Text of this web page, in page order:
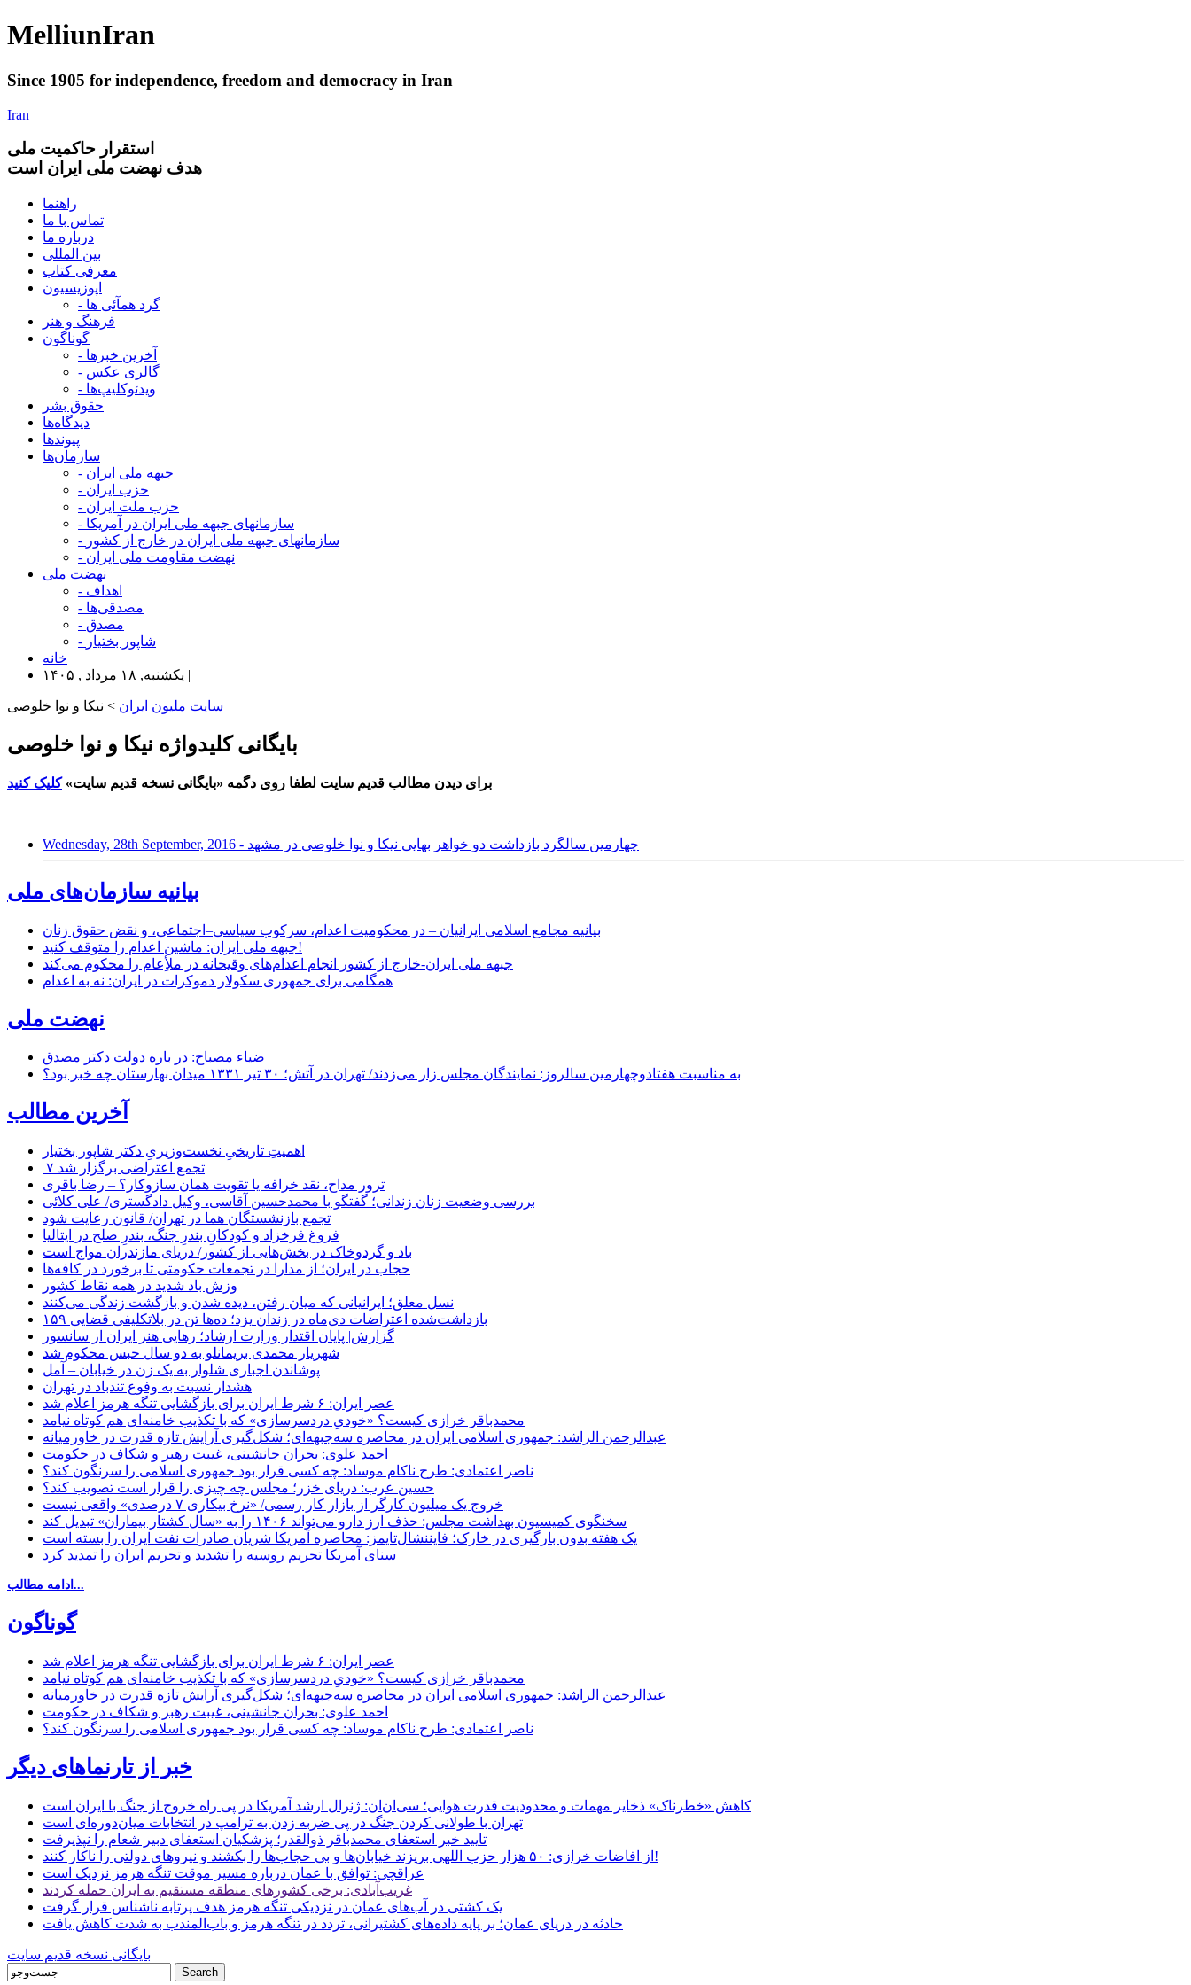
MelliunIran
Since 1905 for independence, freedom and democracy in Iran
Iran
استقرار حاکميت ملی
هدف نهضت ملی ایران است
راهنما
تماس با ما
درباره ما
بین المللی
معرفی کتاب
اپوزیسیون
- گرد همآئی ها
فرهنگ و هنر
گوناگون
- آخرین خبرها
- گالری عکس
- ویدئوکلیپ‌ها
حقوق بشر
دیدگاه‌ها
پیوندها
سازمان‌ها
- جبهه ملی ایران
- حزب ایران
- حزب ملت ایران
- سازمانهای جبهه ملی ایران در آمریکا
- سازمانهای جبهه ملی ایران در خارج از کشور
- نهضت مقاومت ملی ایران
نهضت ملی
- اهداف
- مصدقی‌ها
- مصدق
- شاپور بختیار
خانه
یکشنبه, ۱۸ مرداد , ۱۴۰۵ |
سایت ملیون ایران > نیکا و نوا خلوصی
بایگانی کلیدواژه نیکا و نوا خلوصی
برای دیدن مطالب قدیم سایت لطفا روی دگمه «بایگانی نسخه قدیم سایت»کلیک کنید
Wednesday, 28th September, 2016 - چهارمین سالگرد بازداشت دو خواهر بهایی نیکا و نوا خلوصی در مشهد
بیانیه سازمان‌های ملی
بیانیه مجامع اسلامی ایرانیان – در محکومیت اعدام، سرکوب سیاسی–اجتماعی، و نقض حقوق زنان
جبهه ملی ایران: ماشین اعدام را متوقف کنید!
جبهه ملی ایران-خارج از کشور انجام اعدام‌های وقیحانه در ملأِعام را محکوم می‌کند
همگامی برای جمهوری سکولار دموکرات در ایران: نه به اعدام
نهضت ملی
ضیاء مصباح: در باره دولت دکتر مصدق
به مناسبت هفتادوچهارمین سالروز: نمایندگان مجلس زار می‌زدند/ تهران در آتش؛ ۳۰ تیر ۱۳۳۱ میدان بهارستان چه خبر بود؟
آخرین مطالب
اهمیتِ تاریخیِ نخست‌وزیریِ دکتر شاپور بختیار
۷ تجمع اعتراضی برگزار شد
ترور مداح، نقد خرافه یا تقویت همان سازوکار؟ – رضا باقری
بررسی وضعیت زنان زندانی؛ گفتگو با محمدحسین آقاسی، وکیل دادگستری/ علی کلائی
تجمع بازنشستگان هما در تهران/ قانون رعایت شود
فروغ فرخزاد و کودکانِ بندرِ جنگ، بندرِ صلح در ایتالیا
باد و گردوخاک در بخش‌هایی از کشور/ دریای مازندران مواج است
حجاب در ایران؛ از مدارا در تجمعات حکومتی تا برخورد در کافه‌ها
وزش باد شدید در همه نقاط کشور
نسل معلق؛ ایرانیانی که میان رفتن، دیده شدن و بازگشت زندگی می‌کنند
۱۵۹ بازداشت‌شده اعتراضات دی‌ماه در زندان یزد؛ ده‌ها تن در بلاتکلیفی قضایی
گزارش| پایان اقتدار وزارت ارشاد؛ رهایی هنر ایران از سانسور
شهریار محمدی بریمانلو به دو سال حبس محکوم شد
پوشاندن اجباری شلوار به یک زن در خیابان – آمل
هشدار نسبت به وفوع تندباد در تهران
عصر ایران: ۶ شرط ایران برای بازگشایی تنگه هرمز اعلام شد
محمدباقر خرازی کیست؟ «خودیِ دردسرسازی» که با تکذیب خامنه‌ای هم کوتاه نیامد
عبدالرحمن الراشد: جمهوری اسلامی ایران در محاصره سه‌جبهه‌ای؛ شکل‌گیری آرایش تازه قدرت در خاورمیانه
احمد علوی: بحران جانشینی، غیبت رهبر و شکاف در حکومت
ناصر اعتمادی: طرح ناکام موساد: چه کسی قرار بود جمهوری اسلامی را سرنگون کند؟
حسین عرب: دریای خزر؛ مجلس چه چیزی را قرار است تصویب کند؟
خروج یک میلیون کارگر از بازار کار رسمی/ «نرخ بیکاری ۷ درصدی» واقعی نیست
سخنگوی کمیسیون بهداشت مجلس: حذف ارز دارو می‌تواند ۱۴۰۶ را به «سال کشتار بیماران» تبدیل کند
یک هفته بدون بارگیری در خارک؛ فایننشال‌تایمز: محاصره آمریکا شریان صادرات نفت ایران را بسته است
سنای آمریکا تحریم روسیه را تشدید و تحریم ایران را تمدید کرد
ادامه مطالب...
گوناگون
عصر ایران: ۶ شرط ایران برای بازگشایی تنگه هرمز اعلام شد
محمدباقر خرازی کیست؟ «خودیِ دردسرسازی» که با تکذیب خامنه‌ای هم کوتاه نیامد
عبدالرحمن الراشد: جمهوری اسلامی ایران در محاصره سه‌جبهه‌ای؛ شکل‌گیری آرایش تازه قدرت در خاورمیانه
احمد علوی: بحران جانشینی، غیبت رهبر و شکاف در حکومت
ناصر اعتمادی: طرح ناکام موساد: چه کسی قرار بود جمهوری اسلامی را سرنگون کند؟
خبر از تارنماهای دیگر
کاهش «خطرناک» ذخایر مهمات و محدودیت قدرت هوایی؛ سی‌ان‌ان: ژنرال ارشد آمریکا در پی راه خروج از جنگ با ایران است
تهران با طولانی کردن جنگ در پی ضربه زدن به ترامپ در انتخابات میان‌دوره‌ای است
تایید خبر استعفای محمدباقر ذوالقدر؛ پزشکیان استعفای دبیر شعام را نپذیرفت
از افاضات خرازی: ۵۰ هزار حزب اللهی بریزند خیابان‌ها و بی حجاب‌ها را بکشند و نیرو‌های دولتی را ناکار کنند!
عراقچی: توافق با عمان درباره مسیر موقت تنگه هرمز نزدیک است
غریب‌آبادی: برخی کشورهای منطقه مستقیم به ایران حمله کردند
یک کشتی در آب‌های عمان در نزدیکی تنگه هرمز هدف پرتابه ناشناس قرار گرفت
حادثه در دریای عمان؛ بر پایه داده‌های کشتیرانی، تردد در تنگه هرمز و باب‌المندب به شدت کاهش یافت
بایگانی نسخه قدیم سایت